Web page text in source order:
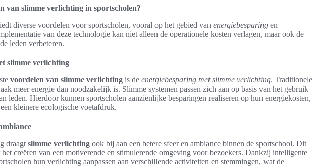
van slimme verlichting in sportscholen?
diverse voordelen voor sportscholen, vooral op het gebied van energiebesparing en
van deze technologie kan niet alleen de operationele kosten verlagen, maar ook de
leden verbeteren.
slimme verlichting
voordelen van slimme verlichting is de energiebesparing met slimme verlichting. Traditionele
meer energie dan noodzakelijk is. Slimme systemen passen zich aan op basis van het gebruik
leden. Hierdoor kunnen sportscholen aanzienlijke besparingen realiseren op hun energiekosten,
kleinere ecologische voetafdruk.
draagt slimme verlichting ook bij aan een betere sfeer en ambiance binnen de sportschool. Dit
creëren van een motiverende en stimulerende omgeving voor bezoekers. Dankzij intelligente
hun verlichting aanpassen aan verschillende activiteiten en stemmingen, wat de